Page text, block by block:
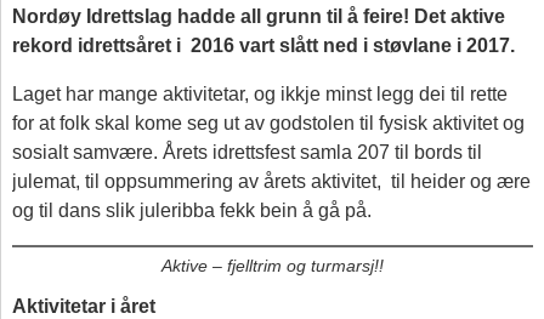
Nordøy Idrettslag hadde all grunn til å feire! Det aktive
rekord idrettsåret i 2016 vart slått ned i støvlane i 2017.
Laget har mange aktivitetar, og ikkje minst legg dei til rette
for at folk skal kome seg ut av godstolen til fysisk aktivitet og
sosialt samvære. Årets idrettsfest samla 207 til bords til
julemat, til oppsummering av årets aktivitet, til heider og ære
og til dans slik juleribba fekk bein å gå på.
Aktive – fjelltrim og turmarsj!!
Aktivitetar i året